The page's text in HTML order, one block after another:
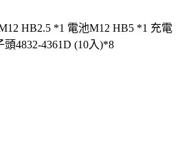
HB2.5 *1 電池M12 HB5 *1 充電
4832-4361D (10入)*8